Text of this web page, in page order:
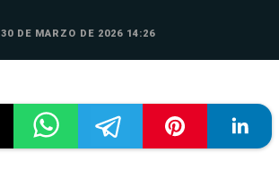
30 DE MARZO DE 2026 14:26